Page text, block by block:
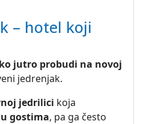
– hotel koji
jutro probudi na novoj
jedrenjak.
jedrilici koja
gostima, pa ga često